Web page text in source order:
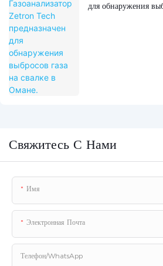
для обнаружения
Свяжитесь С Нами
Имя
Электронная Почта
Телефон/WhatsApp